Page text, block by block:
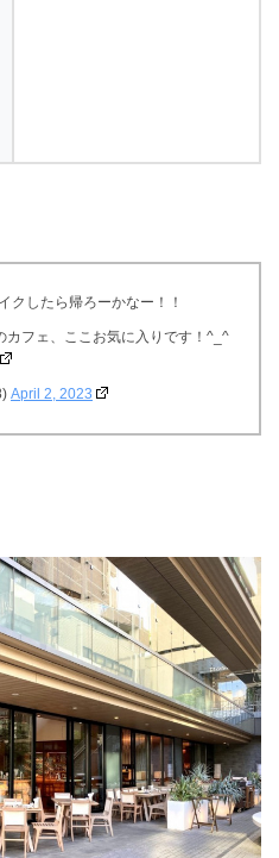
クしたら帰ろーかなー！！
カフェ、ここお気に入りです！^_^
April 2, 2023